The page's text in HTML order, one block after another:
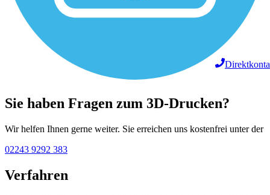
Sie haben Fragen zum 3D-Drucken?
Wir helfen Ihnen gerne weiter. Sie erreichen uns kostenfrei unter der
02243 9292 383
Verfahren